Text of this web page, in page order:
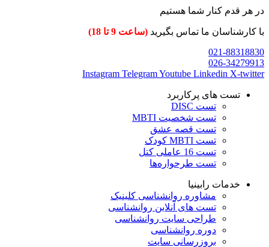
در هر قدم کنار شما هستیم
با کارشناسان ما تماس بگیرید (ساعت 9 تا 18)
021-88318830
026-34279913
Instagram TelegramYoutube Linkedin X-twitter
تست های پرکاربرد
تست DISC
تست شخصیت MBTI
تست قصه عشق
تست MBTI کودک
تست 16 عاملی کتل
تست طرحواره‌ها
خدمات رابینیا
مشاوره روانشناسی کلینیک
تست های آنلاین روانشناسی
طراحی سایت روانشناسی
دوره روانشناسی
بروزرسانی سایت